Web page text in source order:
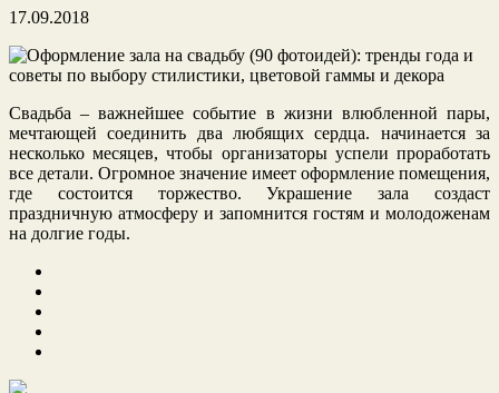
17.09.2018
Свадьба – важнейшее событие в жизни влюбленной пары,
мечтающей соединить два любящих сердца. начинается за
несколько месяцев, чтобы организаторы успели проработать
все детали. Огромное значение имеет оформление помещения,
где состоится торжество. Украшениезала создаст
праздничную атмосферу и запомнится гостям и молодоженам
на долгие годы.